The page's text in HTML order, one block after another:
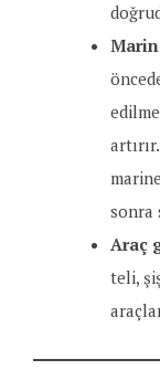
sonra
Araç
teli,